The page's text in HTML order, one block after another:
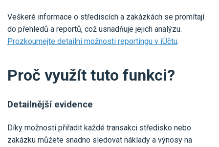
Veškeré informace o střediscích a zakázkách se promítají
do přehledů a reportů, což usnadňuje jejich analýzu.
Prozkoumejte detailní možnosti reportingu v iÚčtu.
Proč využít tuto funkci?
Detailnější evidence
Díky možnosti přiřadit každé transakci středisko nebo
zakázku můžete snadno sledovat náklady a výnosy na